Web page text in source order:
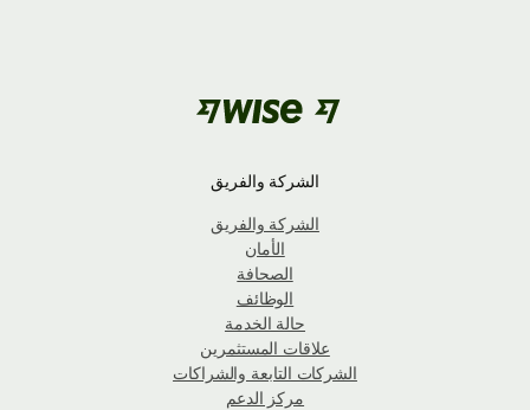
الشركة والفريق
الشركة والفريق
الأمان
الصحافة
الوظائف
حالة الخدمة
علاقات المستثمرين
الشركات التابعة والشراكات
مركز الدعم